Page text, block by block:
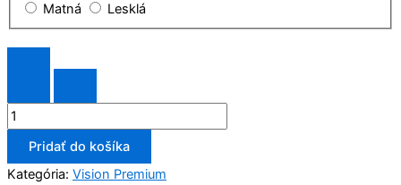
Matná
Lesklá
Pridať do košíka
Kategória: Vision Premium